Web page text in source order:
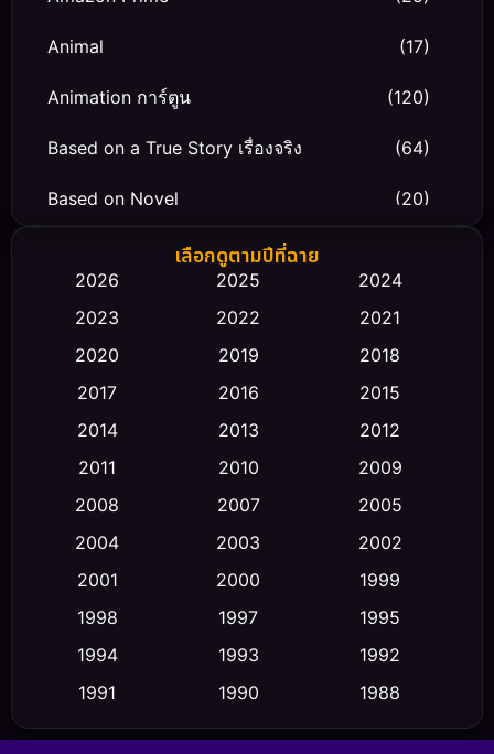
Animal (17)
Animation การ์ตูน (120)
Based on a True Story เรื่องจริง (64)
Based on Novel (20)
Biography ชีวิตจริง
Classic หนังคลาสสิก (23)
Comedy ตลก (470)
Conspiracy
Crime อาชญากรรม (352)
Culture (23)
Dance เต้น
เลือกดูตามปีที่ฉาย
2026 2025
2024
2023
2022
2021
2020
2019
2018
2017
2016
2015
2014
2013
2012
2011
2010
2009
2008
2007
2005
2004
2003
2002
2001
2000
1999
1998
1997
1995
1994
1993
1992
1991
1990
1988
1986
1985
1983